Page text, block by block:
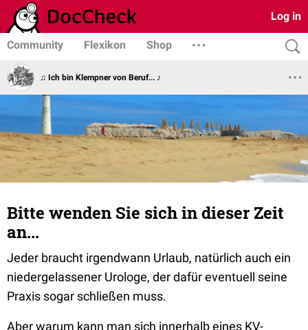
Log in
Community Flexikon Shop
♫ Ich bin Klempner von Beruf... ♪
Bitte wenden Sie sich in dieser Zeit
an...
Jeder braucht irgendwann Urlaub, natürlich auch ein
niedergelassener Urologe, der dafür eventuell seine
Praxis sogar schließen muss.
Aber warum kann man sich innerhalb eines KV-